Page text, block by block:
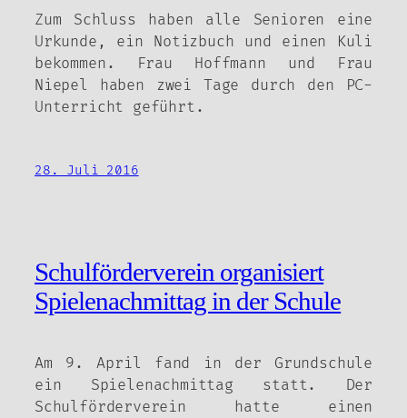
Zum Schluss haben alle Senioren eine
Urkunde, ein Notizbuch und einen Kuli
bekommen. Frau Hoffmann und Frau
Niepel haben zwei Tage durch den PC-
Unterricht geführt.
28. Juli 2016
Schulförderverein organisiert
Spielenachmittag in der Schule
Am 9. April fand in der Grundschule
ein Spielenachmittag statt. Der
Schulförderverein hatte einen